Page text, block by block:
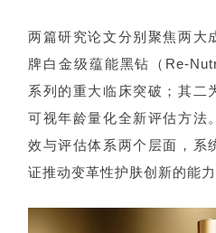
两篇研究论文分别聚焦两大
牌白金级蕴能黑钻（Re-
系列的重大临床突破；其二
可视年龄量化全新评估方法
效与评估体系两个层面，系
证推动变革性护肤创新的能力